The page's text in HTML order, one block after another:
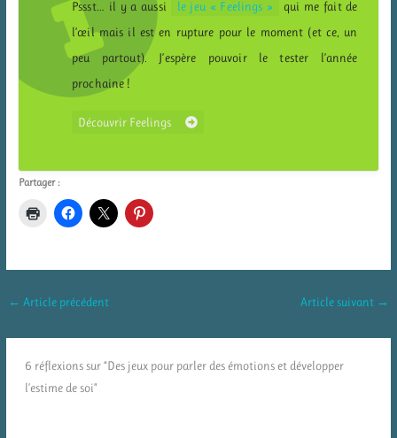
Pssst… il y a aussi le jeu « Feelings »
qui me fait de
l’œil mais il est en rupture pour le moment (et ce, un
peu partout). J’espère pouvoir le tester l’année
prochaine !
Découvrir Feelings
Partager :
← Article précédent Article suivant →
6 réflexions sur “Des jeux pour parler des émotions et développer
l’estime de soi”